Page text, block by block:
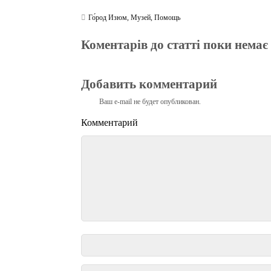
Го́род Изюм,Музей,Помощь
Коментарів до статті поки немає
Добавить комментарий
Ваш e-mail не будет опубликован.
Комментарий